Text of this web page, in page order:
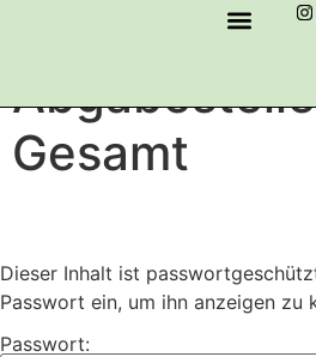
Geschützt:
Gesamt
Dieser Inhalt ist
Passwort ein, um ihn anzeigen zu
Passwort: